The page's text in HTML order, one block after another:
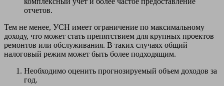
отчетов.
Тем не менее, УСН имеет ограничение по максимальному
доходу, что может стать препятствием для крупных проектов
ремонтов или обслуживания. В таких случаях общий
налоговый режим может быть более подходящим.
Необходимо оценить прогнозируемый объем доходов за
год.